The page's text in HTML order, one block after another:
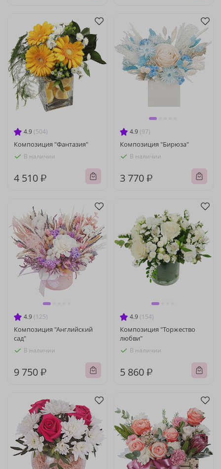
4.9 (504)
Композиция "Фантазия"
В наличии
4 510 ₽
4.9 (97)
Композиция "Бирюза"
В наличии
3 770 ₽
4.9 (125)
Композиция "Английский
сад"
В наличии
9 750 ₽
4.9 (154)
Композиция "Торжество
любви"
В наличии
5 860 ₽